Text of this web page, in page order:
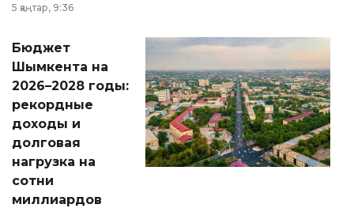
принести
народу
Венесуэлы.
5 қаңтар, 9:36
Бюджет
Шымкента на
2026–2028 годы:
рекордные
доходы и
долговая
нагрузка на
сотни
миллиардов